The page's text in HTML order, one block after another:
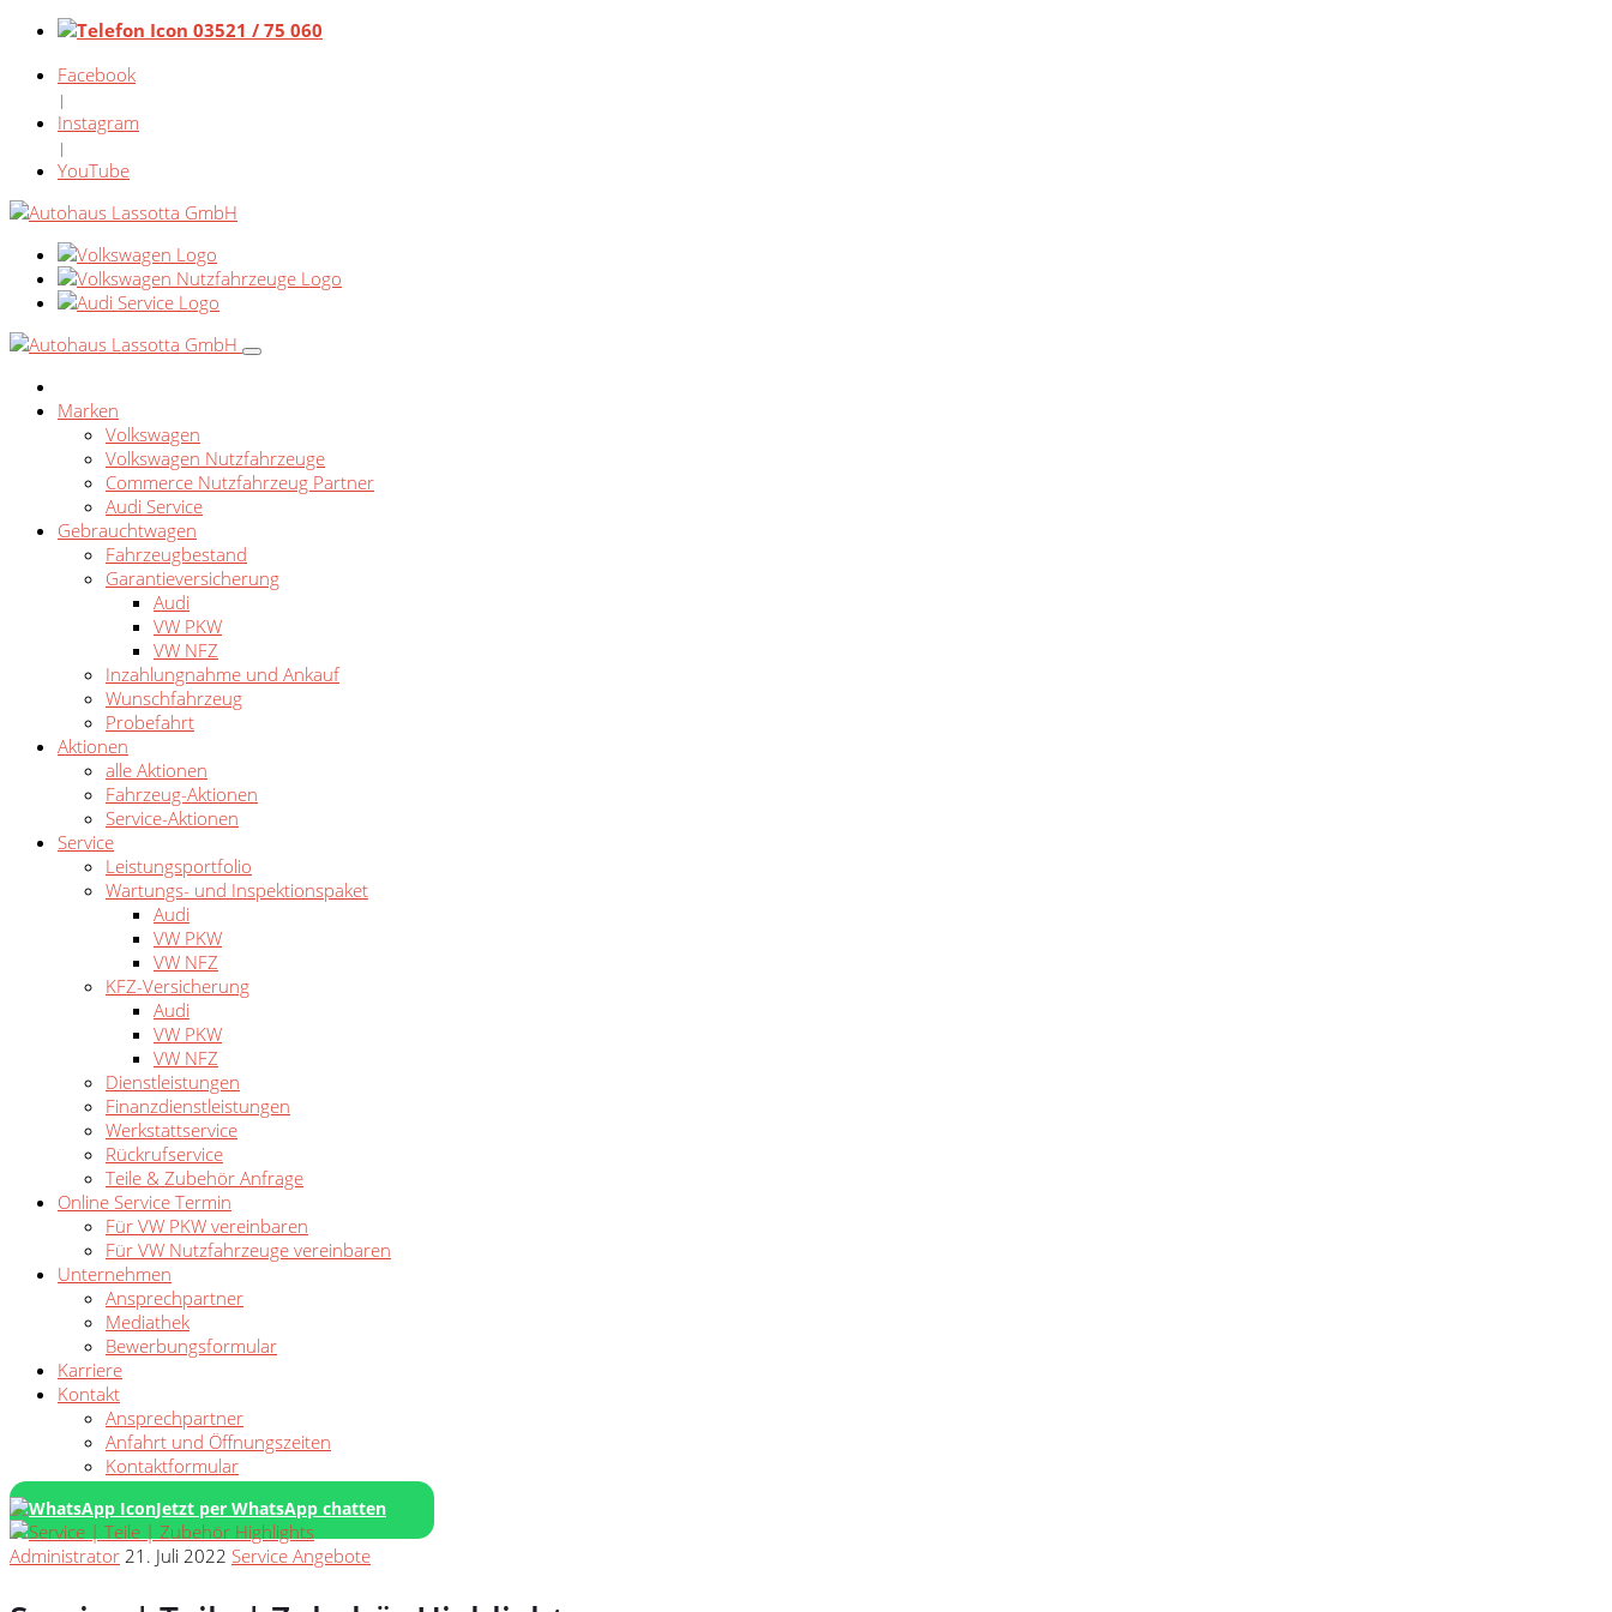
03521 / 75 060
Facebook
|
Instagram
|
YouTube
Marken
Volkswagen
Volkswagen Nutzfahrzeuge
Commerce Nutzfahrzeug Partner
Audi Service
Gebrauchtwagen
Fahrzeugbestand
Garantieversicherung
Audi
VW PKW
VW NFZ
Inzahlungnahme und Ankauf
Wunschfahrzeug
Probefahrt
Aktionen
alle Aktionen
Fahrzeug-Aktionen
Service-Aktionen
Service
Leistungsportfolio
Wartungs- und Inspektionspaket
Audi
VW PKW
VW NFZ
KFZ-Versicherung
Audi
VW PKW
VW NFZ
Dienstleistungen
Finanzdienstleistungen
Werkstattservice
Rückrufservice
Teile & Zubehör Anfrage
Online Service Termin
Für VW PKW vereinbaren
Für VW Nutzfahrzeuge vereinbaren
Unternehmen
Ansprechpartner
Mediathek
Bewerbungsformular
Karriere
Kontakt
Ansprechpartner
Anfahrt und Öffnungszeiten
Kontaktformular
Jetzt per WhatsApp chatten
Administrator 21. Juli 2022 Service Angebote